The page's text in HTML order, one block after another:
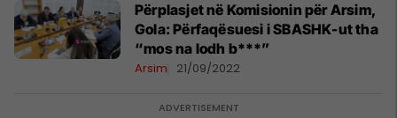
Përplasjet në Komisionin për Arsim,
Gola: Përfaqësuesi i SBASHK-ut tha
“mos na lodh b***”
Arsim 21/09/2022